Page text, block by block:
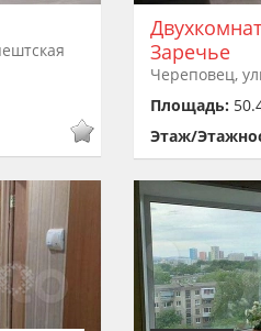
Заречье
Череповец,
Площадь:
Этаж/